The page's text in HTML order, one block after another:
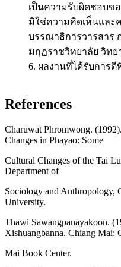
เป็นความรับผิดชอบข
มิใช่ความคิดเห็นและ
บรรณาธิการวารสาร
มกุฏราชวิทยาลัย วิทย
6. ผลงานที่ได้รับกา
References
Charuwat Phromwong.
Changes in Phayao: Some
Cultural Changes of the Tai
Department of
Sociology and Anthropology,
University.
Thawi Sawangpanayakoon.
Xishuangbanna. Chiang Mai:
Mai Book Center.